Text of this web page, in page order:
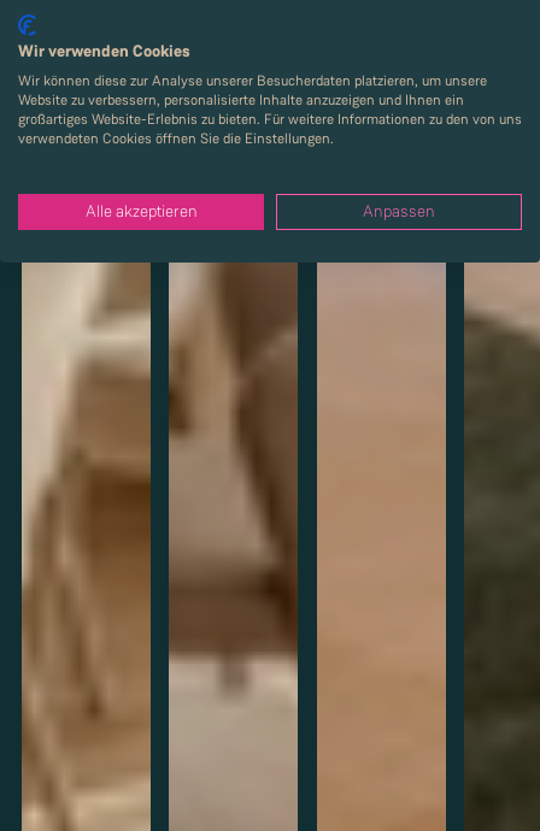
Wir verwenden Cookies
Wir können diese zur Analyse unserer Besucherdaten platzieren, um unsere
Website zu verbessern, personalisierte Inhalte anzuzeigen und Ihnen ein
großartiges Website-Erlebnis zu bieten. Für weitere Informationen zu den von uns
verwendeten Cookies öffnen Sie die Einstellungen.
Alle akzeptieren Anpassen